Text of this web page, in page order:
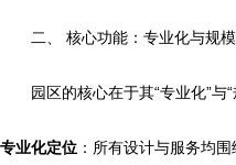
二、 核心功能：专业化与规
园区的核心在于其“专业化”与“
专业化定位 ：所有设计与服务均